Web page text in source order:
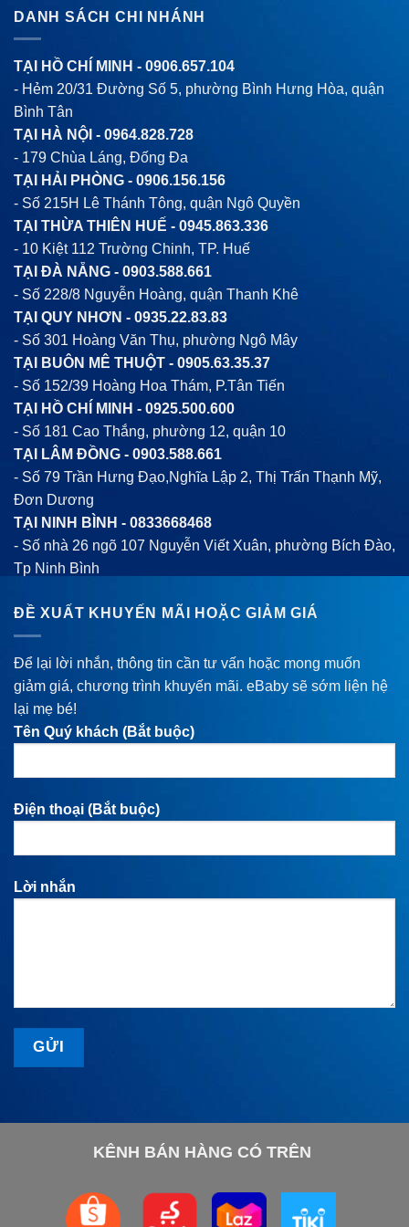
DANH SÁCH CHI NHÁNH
TẠI HỒ CHÍ MINH - 0906.657.104
- Hẻm 20/31 Đường Số 5, phường Bình Hưng Hòa, quận
Bình Tân
TẠI HÀ NỘI - 0964.828.728
- 179 Chùa Láng, Đống Đa
TẠI HẢI PHÒNG - 0906.156.156
- Số 215H Lê Thánh Tông, quận Ngô Quyền
TẠI THỪA THIÊN HUẾ - 0945.863.336
- 10 Kiệt 112 Trường Chinh, TP. Huế
TẠI ĐÀ NẴNG - 0903.588.661
- Số 228/8 Nguyễn Hoàng, quận Thanh Khê
TẠI QUY NHƠN - 0935.22.83.83
- Số 301 Hoàng Văn Thụ, phường Ngô Mây
TẠI BUÔN MÊ THUỘT - 0905.63.35.37
- Số 152/39 Hoàng Hoa Thám, P.Tân Tiến
TẠI HỒ CHÍ MINH - 0925.500.600
- Số 181 Cao Thắng, phường 12, quận 10
TẠI LÂM ĐỒNG - 0903.588.661
- Số 79 Trần Hưng Đạo,Nghĩa Lập 2, Thị Trấn Thạnh Mỹ,
Đơn Dương
TẠI NINH BÌNH - 0833668468
- Số nhà 26 ngõ 107 Nguyễn Viết Xuân, phường Bích Đào,
Tp Ninh Bình
ĐỀ XUẤT KHUYẾN MÃI HOẶC GIẢM GIÁ
Để lại lời nhắn, thông tin cần tư vấn hoặc mong muốn
giảm giá, chương trình khuyến mãi. eBaby sẽ sớm liện hệ
lại mẹ bé!
Tên Quý khách (Bắt buộc)
Điện thoại (Bắt buộc)
Lời nhắn
KÊNH BÁN HÀNG CÓ TRÊN